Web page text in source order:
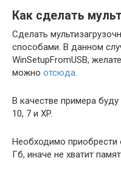
Как сделать
Сделать
способами. В данном
WinSetupFromUSB,
можно отсюда.
В качестве примера
10, 7 и XP.
Необходимо
Гб, иначе не хватит